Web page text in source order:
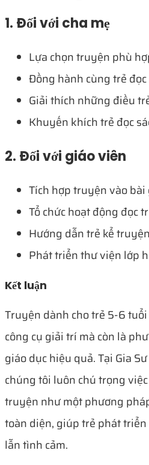
1. Đối với cha mẹ
Lựa chọn truyện phù
Đồng hành cùng trẻ
Giải thích những điều
Khuyến khích trẻ đọc
2. Đối với giáo viên
Tích hợp truyện vào bài
Tổ chức hoạt động đọc
Hướng dẫn trẻ kể truyện
Phát triển thư viện lớp
Kết luận
Truyện dành cho trẻ 5-6
công cụ giải trí mà còn là
giáo dục hiệu quả. Tại Gia
chúng tôi luôn chú trọng
truyện như một phương
toàn diện, giúp trẻ phát triển
lẫn tình cảm.